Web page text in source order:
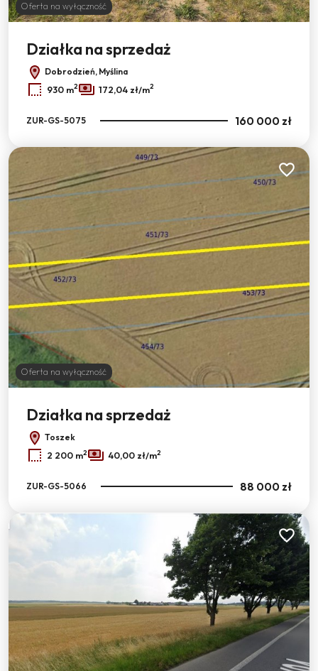
Oferta na wyłączność
Działka na sprzedaż
Dobrodzień, Myślina
930 m2 172,04 zł/m2
ZUR-GS-5075 160 000 zł
Oferta na wyłączność
Dodaj
Działka na sprzedaż
Toszek
2 200 m2 40,00 zł/m2
ZUR-GS-5066 88 000 zł
Dodaj